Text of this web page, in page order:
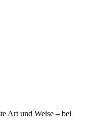
Art und Weise – bei